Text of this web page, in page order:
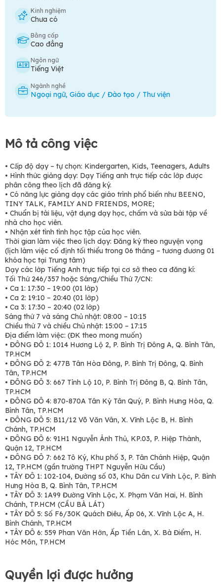
Kinh nghiệm
Chưa có
Bằng cấp
Cao đẳng
Ngôn ngữ
Tiếng Việt
Ngành nghề
Ngoại ngữ, Giáo dục / Đào tạo / Thư viện
Mô tả công việc
• Cấp độ dạy – tự chọn: Kindergarten, Kids, Teenagers, Adults
• Hình thức giảng dạy: Dạy Tiếng anh trực tiếp các lớp được
phân công theo lịch đã đăng ký.
• Có năng lực giảng dạy các giáo trình phổ biến như BEENO,
TINY TALK, FAMILY AND FRIENDS, MORE;
• Chuẩn bị tài liệu, vật dụng dạy học, chấm và sửa bài tập về
nhà cho học viên.
• Nhận xét tình tình học tập của học viên.
Thời gian làm việc theo lịch dạy: Đăng ký theo nguyện vọng
(lịch làm việc cố định tối thiểu trong 06 tháng – tương đương 01
khóa học tại Trung tâm)
Dạy các lớp Tiếng Anh trực tiếp tại cơ sở theo ca đăng kí:
Tối Thứ 246/357 hoặc Sáng/Chiều Thứ 7/CN:
• Ca 1: 17:30 – 19:00 (01 lớp)
• Ca 2: 19:10 – 20:40 (01 lớp)
• Ca 3: 17:30 – 20:40 (02 lớp)
Sáng thứ 7 và sáng Chủ nhật: 08:00 – 10:15
Chiều thứ 7 và chiều Chủ nhật: 15:00 – 17:15
Địa điểm làm việc: (ĐK theo mong muốn)
• ĐÔNG ĐÔ 1: 1014 Hương Lộ 2, P. Bình Trị Đông A, Q. Bình Tân,
TP.HCM
• ĐÔNG ĐÔ 2: 477B Tân Hòa Đông, P. Bình Trị Đông, Q. Bình
Tân, TP.HCM
• ĐÔNG ĐÔ 3: 667 Tỉnh Lộ 10, P. Bình Trị Đông B, Q. Bình Tân,
TP.HCM
• ĐÔNG ĐÔ 4: 870-870A Tân Kỳ Tân Quý, P. Bình Hưng Hòa, Q.
Bình Tân, TP.HCM
• ĐÔNG ĐÔ 5: B11/12 Võ Văn Vân, X. Vĩnh Lộc B, H. Bình
Chánh, TP.HCM
• ĐÔNG ĐÔ 6: 91H1 Nguyễn Ảnh Thủ, KP.03, P. Hiệp Thành,
Quận 12, TP.HCM
• ĐÔNG ĐÔ 7: 662 Tô Ký, Khu phố 3, P. Tân Chánh Hiệp, Quận
12, TP.HCM (gần trường THPT Nguyễn Hữu Cầu)
• TÂY ĐÔ 1: 102-104, Đường số 03, Khu Dân cư Vĩnh Lộc, P. Bình
Hưng Hòa B, Q. Bình Tân, TP.HCM
• TÂY ĐÔ 3: 1A99 Đường Vĩnh Lộc, X. Phạm Văn Hai, H. Bình
Chánh, TP.HCM (CẦU BÀ LÁT)
• TÂY ĐÔ 5: Số F6/30K Quách Điêu, Ấp 06, X. Vĩnh Lộc A, H.
Bình Chánh, TP.HCM
• TÂY ĐÔ 6: 559 Phan Văn Hớn, Ấp Tiền Lân, X. Bà Điểm, H.
Hóc Môn, TP.HCM
Quyền lợi được hưởng